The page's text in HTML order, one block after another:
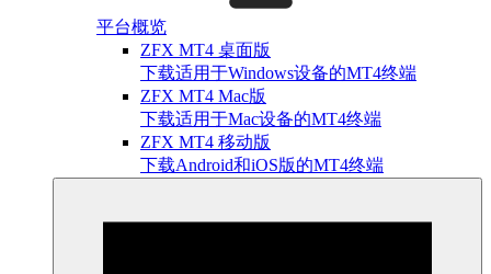
平台概览
ZFX MT4 桌面版
下载适用于Windows设备的MT4终端
ZFX MT4 Mac版
下载适用于Mac设备的MT4终端
ZFX MT4 移动版
下载Android和iOS版的MT4终端